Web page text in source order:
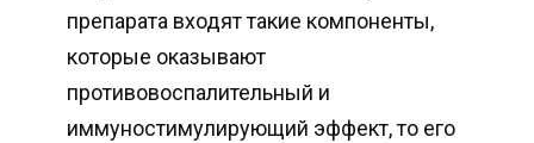
препарата входят такие компоненты,
которые оказывают
противовоспалительный и
иммуностимулирующий эффект, то его